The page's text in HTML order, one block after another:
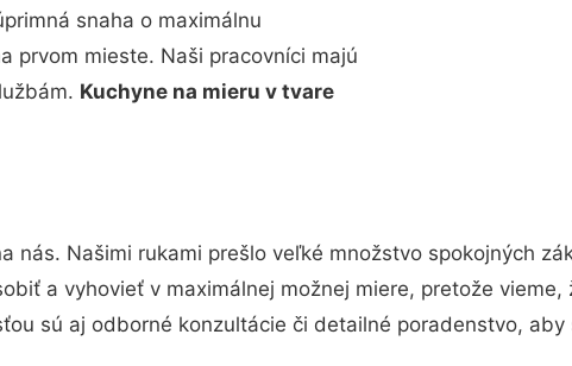
snaha o maximálnu
prvom mieste. Naši pracovníci majú
Kuchyne na mieru v tvare
nás. Našimi rukami prešlo veľké množstvo spokojných
a vyhovieť v maximálnej možnej miere, pretože
sú aj odborné konzultácie či detailné poradenstvo,